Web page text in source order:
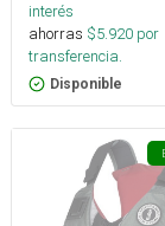
interés
ahorras $5.920 por
transferencia.
Disponible